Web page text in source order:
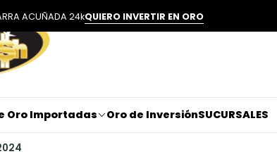
Oro Importadas Oro de InversiónSUCURSALES
ACUÑADA 24kQUIERO INVERTIR EN ORO